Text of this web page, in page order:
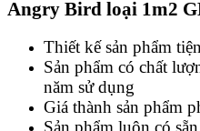
Angry Bird loại 1m2
Thiết kế sản phẩm
Sản phẩm có chất
năm sử dụng
Giá thành sản phẩm
Sản phẩm luôn có